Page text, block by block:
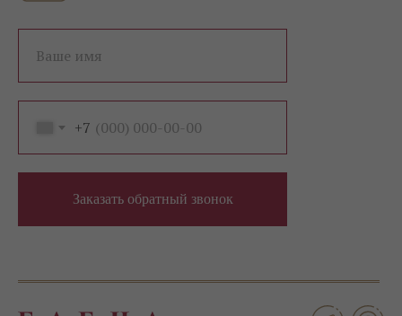
Ваше имя
+7
Заказать обратный звонок